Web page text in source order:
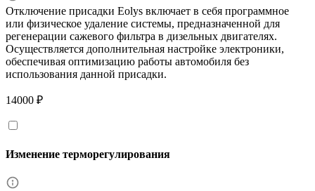
Отключение присадки Eolys включает в себя программное
или физическое удаление системы, предназначенной для
регенерации сажевого фильтра в дизельных двигателях.
Осуществляется дополнительная настройке электроники,
обеспечивая оптимизацию работы автомобиля без
использования данной присадки.
14000 ₽
Изменение терморегулирования